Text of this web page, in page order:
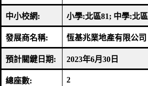
中小校網: 小學:北區81; 中學:北區
發展商名稱: 恆基兆業地產有限公司
預計關鍵日期: 2023年6月 30 日
總座數: 2